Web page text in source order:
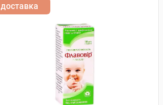
доставка